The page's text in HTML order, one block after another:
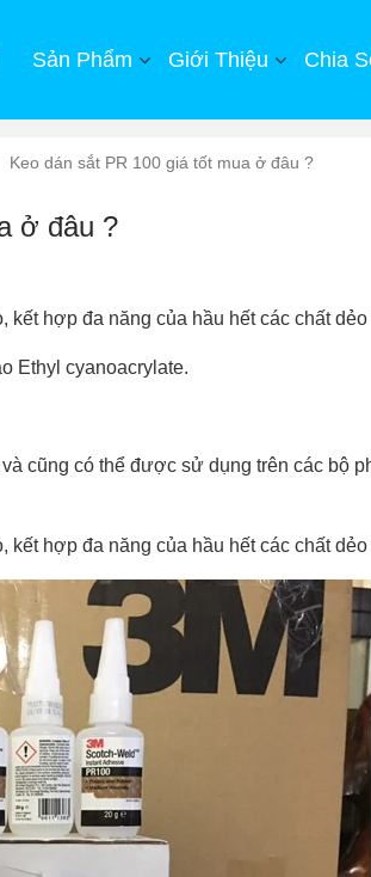
ở đâu ?
kết hợp đa năng của hầu hết các chất dẻo
Ethyl cyanoacrylate.
cũng có thể được sử dụng trên các bộ
kết hợp đa năng của hầu hết các chất dẻo
Sản Phẩm Giới Thiệu Chia
Keo dán sắt PR 100 giá tốt mua ở đâu ?